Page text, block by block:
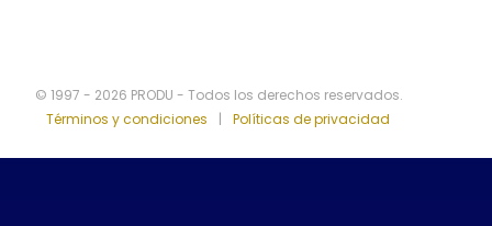
© 1997 - 2026 PRODU - Todos los derechos reservados.
Términos y condiciones
| Políticas de privacidad